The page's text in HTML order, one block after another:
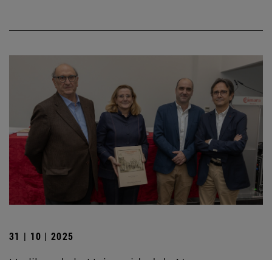
31 | 10 | 2025